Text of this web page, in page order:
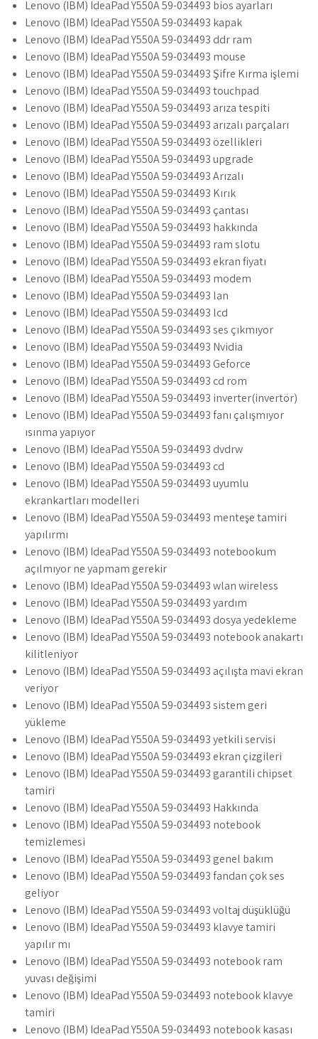
Lenovo (IBM) IdeaPad Y550A 59-034493 bios ayarları
Lenovo (IBM) IdeaPad Y550A 59-034493 kapak
Lenovo (IBM) IdeaPad Y550A 59-034493 ddr ram
Lenovo (IBM) IdeaPad Y550A 59-034493 mouse
Lenovo (IBM) IdeaPad Y550A 59-034493 Şifre Kırma işlemi
Lenovo (IBM) IdeaPad Y550A 59-034493 touchpad
Lenovo (IBM) IdeaPad Y550A 59-034493 arıza tespiti
Lenovo (IBM) IdeaPad Y550A 59-034493 arızalı parçaları
Lenovo (IBM) IdeaPad Y550A 59-034493 özellikleri
Lenovo (IBM) IdeaPad Y550A 59-034493 upgrade
Lenovo (IBM) IdeaPad Y550A 59-034493 Arızalı
Lenovo (IBM) IdeaPad Y550A 59-034493 Kırık
Lenovo (IBM) IdeaPad Y550A 59-034493 çantası
Lenovo (IBM) IdeaPad Y550A 59-034493 hakkında
Lenovo (IBM) IdeaPad Y550A 59-034493 ram slotu
Lenovo (IBM) IdeaPad Y550A 59-034493 ekran fiyatı
Lenovo (IBM) IdeaPad Y550A 59-034493 modem
Lenovo (IBM) IdeaPad Y550A 59-034493 lan
Lenovo (IBM) IdeaPad Y550A 59-034493 lcd
Lenovo (IBM) IdeaPad Y550A 59-034493 ses çıkmıyor
Lenovo (IBM) IdeaPad Y550A 59-034493 Nvidia
Lenovo (IBM) IdeaPad Y550A 59-034493 Geforce
Lenovo (IBM) IdeaPad Y550A 59-034493 cd rom
Lenovo (IBM) IdeaPad Y550A 59-034493 inverter(invertör)
Lenovo (IBM) IdeaPad Y550A 59-034493 fanı çalışmıyor
ısınma yapıyor
Lenovo (IBM) IdeaPad Y550A 59-034493 dvdrw
Lenovo (IBM) IdeaPad Y550A 59-034493 cd
Lenovo (IBM) IdeaPad Y550A 59-034493 uyumlu
ekrankartları modelleri
Lenovo (IBM) IdeaPad Y550A 59-034493 menteşe tamiri
yapılırmı
Lenovo (IBM) IdeaPad Y550A 59-034493 notebookum
açılmıyor ne yapmam gerekir
Lenovo (IBM) IdeaPad Y550A 59-034493 wlan wireless
Lenovo (IBM) IdeaPad Y550A 59-034493 yardım
Lenovo (IBM) IdeaPad Y550A 59-034493 dosya yedekleme
Lenovo (IBM) IdeaPad Y550A 59-034493 notebook anakartı
kilitleniyor
Lenovo (IBM) IdeaPad Y550A 59-034493 açılışta mavi ekran
veriyor
Lenovo (IBM) IdeaPad Y550A 59-034493 sistem geri
yükleme
Lenovo (IBM) IdeaPad Y550A 59-034493 yetkili servisi
Lenovo (IBM) IdeaPad Y550A 59-034493 ekran çizgileri
Lenovo (IBM) IdeaPad Y550A 59-034493 garantili chipset
tamiri
Lenovo (IBM) IdeaPad Y550A 59-034493 Hakkında
Lenovo (IBM) IdeaPad Y550A 59-034493 notebook
temizlemesi
Lenovo (IBM) IdeaPad Y550A 59-034493 genel bakım
Lenovo (IBM) IdeaPad Y550A 59-034493 fandan çok ses
geliyor
Lenovo (IBM) IdeaPad Y550A 59-034493 voltaj düşüklüğü
Lenovo (IBM) IdeaPad Y550A 59-034493 klavye tamiri
yapılır mı
Lenovo (IBM) IdeaPad Y550A 59-034493 notebook ram
yuvası değişimi
Lenovo (IBM) IdeaPad Y550A 59-034493 notebook klavye
tamiri
Lenovo (IBM) IdeaPad Y550A 59-034493 notebook kasası